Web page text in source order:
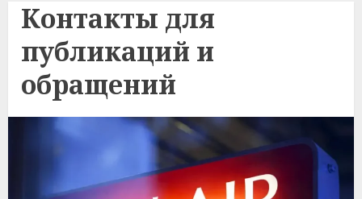
Контакты для
публикаций и
обращений